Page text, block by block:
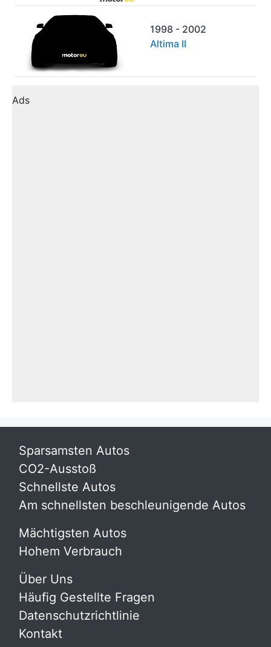
1998 - 2002
Altima II
Ads
Sparsamsten Autos
CO2-Ausstoß
Schnellste Autos
Am schnellsten beschleunigende Autos
Mächtigsten Autos
Hohem Verbrauch
Über Uns
Häufig Gestellte Fragen
Datenschutzrichtlinie
Kontakt